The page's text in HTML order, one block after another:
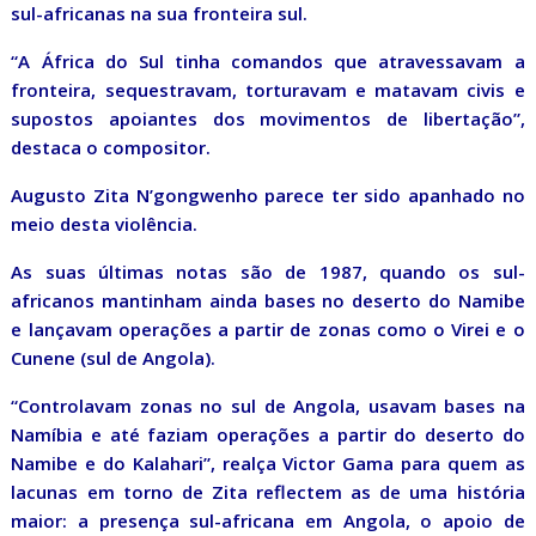
sul-africanas na sua fronteira sul.
“A África do Sul tinha comandos que atravessavam a
fronteira, sequestravam, torturavam e matavam civis e
supostos apoiantes dos movimentos de libertação”,
destaca o compositor.
Augusto Zita N’gongwenho parece ter sido apanhado no
meio desta violência.
As suas últimas notas são de 1987, quando os sul-
africanos mantinham ainda bases no deserto do Namibe
e lançavam operações a partir de zonas como o Virei e o
Cunene (sul de Angola).
“Controlavam zonas no sul de Angola, usavam bases na
Namíbia e até faziam operações a partir do deserto do
Namibe e do Kalahari”, realça Victor Gama para quem as
lacunas em torno de Zita reflectem as de uma história
maior: a presença sul-africana em Angola, o apoio de